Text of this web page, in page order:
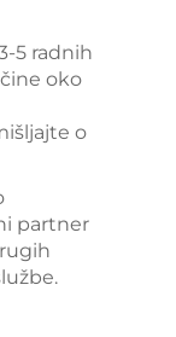
5 radnih
oko
o
partner